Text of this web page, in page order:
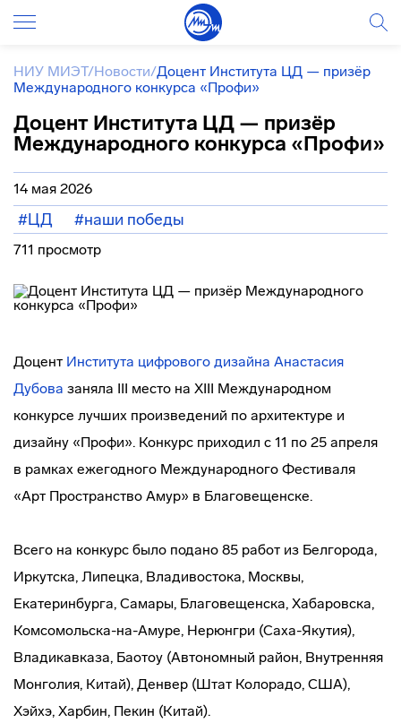
НИУ МИЭТ/Новости/Доцент Института ЦД — призёр
Международного конкурса «Профи»
Доцент Института ЦД — призёр
Международного конкурса «Профи»
14 мая 2026
#ЦД #наши победы
711 просмотр
Доцент Института цифрового дизайна Анастасия
Дубова заняла III место на XIII Международном
конкурсе лучших произведений по архитектуре и
дизайну «Профи». Конкурс приходил с 11 по 25 апреля
в рамках ежегодного Международного Фестиваля
«Арт Пространство Амур» в Благовещенске.
Всего на конкурс было подано 85 работ из Белгорода,
Иркутска, Липецка, Владивостока, Москвы,
Екатеринбурга, Самары, Благовещенска, Хабаровска,
Комсомольска-на-Амуре, Нерюнгри (Саха-Якутия),
Владикавказа, Баотоу (Автономный район, Внутренняя
Монголия, Китай), Денвер (Штат Колорадо, США),
Хэйхэ, Харбин, Пекин (Китай).